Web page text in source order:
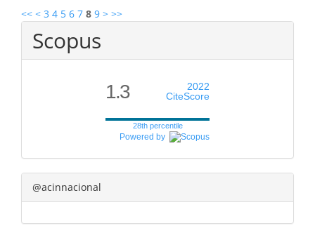
<< < 3 4 5 6 7 8 9 > >>
Scopus
1.3
2022
CiteScore
28th percentile
Powered by
@acinnacional